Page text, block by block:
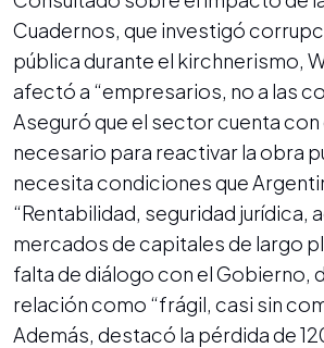
Cuadernos, que investigó
pública durante el kirchnerismo,
afectó a “empresarios, no a las
Aseguró que el sector cuenta
necesario para reactivar la obra
necesita condiciones que
“Rentabilidad, seguridad jurídica,
mercados de capitales de largo
falta de diálogo con el Gobierno,
relación como “frágil, casi sin
Además, destacó la pérdida de